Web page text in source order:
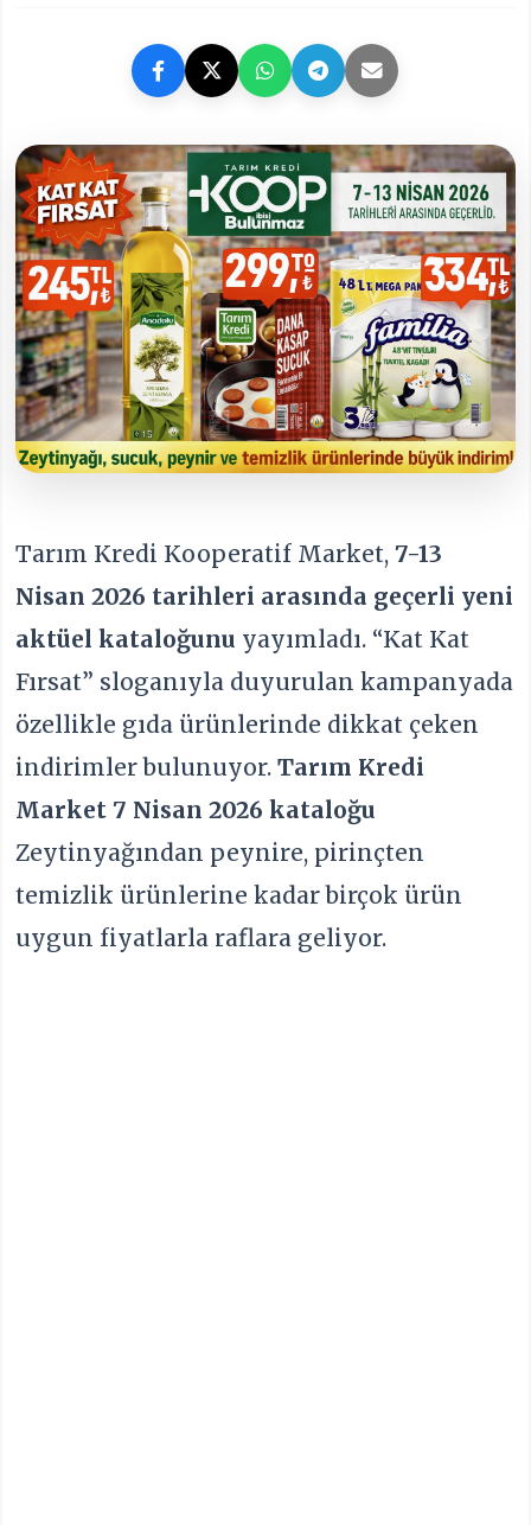
Tarım Kredi Kooperatif Market,7-13
Nisan 2026 tarihleri arasında geçerli yeni
aktüel kataloğunu yayımladı. “Kat Kat
Fırsat” sloganıyla duyurulan kampanyada
özellikle gıda ürünlerinde dikkat çeken
indirimler bulunuyor.Tarım Kredi
Market 7 Nisan 2026 kataloğu
Zeytinyağından peynire, pirinçten
temizlik ürünlerine kadar birçok ürün
uygun fiyatlarla raflara geliyor.